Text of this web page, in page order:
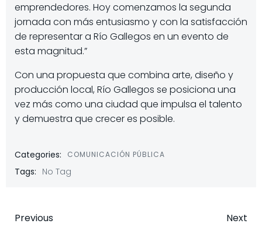
emprendedores. Hoy comenzamos la segunda
jornada con más entusiasmo y con la satisfacción
de representar a Río Gallegos en un evento de
esta magnitud.”
Con una propuesta que combina arte, diseño y
producción local, Río Gallegos se posiciona una
vez más como una ciudad que impulsa el talento
y demuestra que crecer es posible.
Categories: COMUNICACIÓN PÚBLICA
Tags: No Tag
Navegación
Previous Next